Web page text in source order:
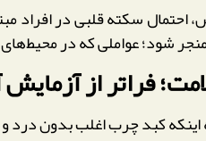
احتمال سکته قلبی در افراد
شود؛ عواملی که در
فراتر از
اینکه کبد چرب اغلب بدون